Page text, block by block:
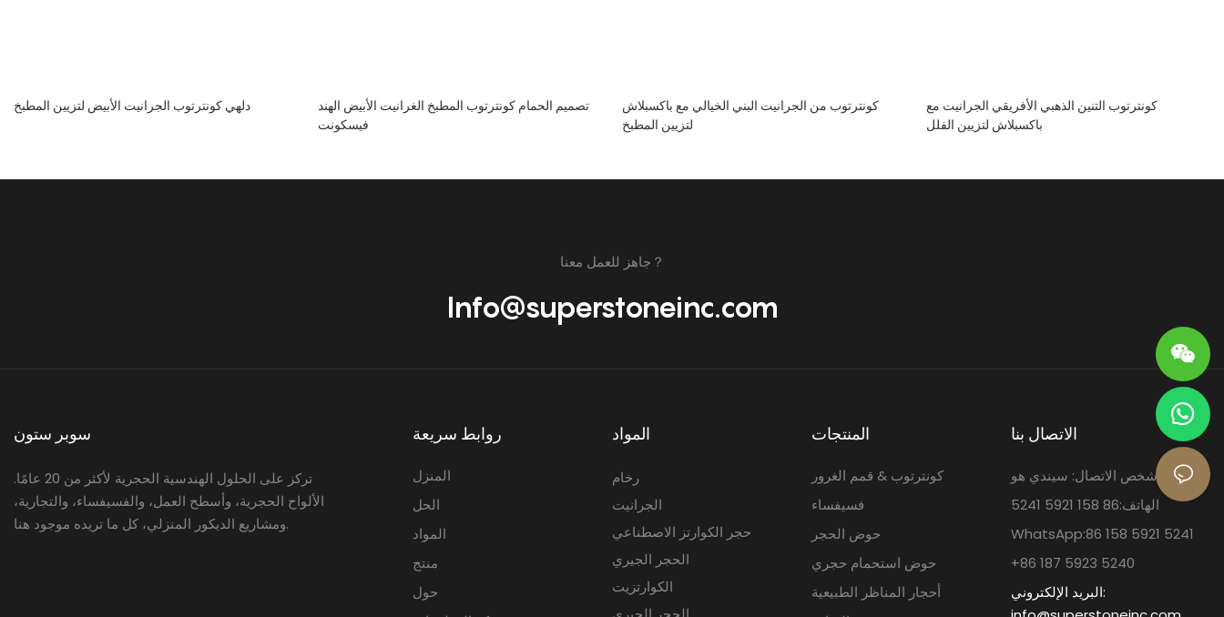
دلهي كونترتوب الجرانيت الأبيض لتزيين المطبخ
تصميم الحمام كونترتوب المطبخ الغرانيت الأبيض الهند
فيسكونت
كونترتوب من الجرانيت البني الخيالي مع باكسبلاش
لتزيين المطبخ
كونترتوب التنين الذهبي الأفريقي الجرانيت مع
باكسبلاش لتزيين الفلل
جاهز للعمل معنا？
Info@superstoneinc.com
تركز على الحلول الهندسية الحجرية لأكثر من 20 عامًا.
الألواح الحجرية، وأسطح العمل، والفسيفساء، والتجارية،
ومشاريع الديكور المنزلي، كل ما تريده موجود هنا.
روابط سريعة
المنزل
الحل
المواد
منتج
حول
المواد
رخام
الجرانيت
حجر الكوارتز الاصطناعي
الحجر الجيري
الكوارتزيت
المنتجات
كونترتوب & قمم الغرور
فسيفساء
حوض الحجر
حوض استحمام حجري
أحجار المناظر الطبيعية
الاتصال بنا
شخص الاتصال: سيندي هو
الهاتف:86 158 5921 5241
WhatsApp:86 158 5921 5241
+86 187 5923 5240
البريد الإلكتروني: